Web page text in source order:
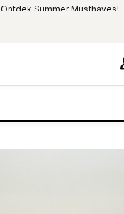
Ontdek Summer Musthaves!